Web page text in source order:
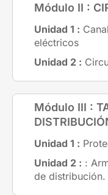
Módulo II :
Unidad 1 :
eléctricos
Unidad 2 :
Módulo III :
Unidad 1 :
Unidad 2 : :
de distribución.